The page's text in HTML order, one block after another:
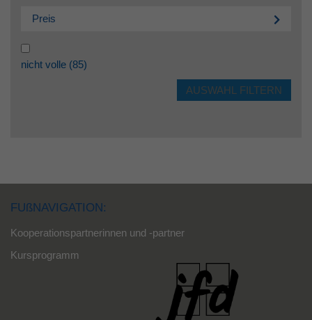
Preis
nicht volle (85)
FUßNAVIGATION:
Kooperationspartnerinnen und -partner
Kursprogramm